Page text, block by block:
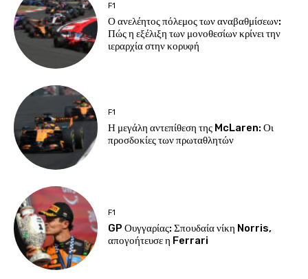
F1
Ο ανελέητος πόλεμος των αναβαθμίσεων:
Πώς η εξέλιξη των μονοθεσίων κρίνει την
ιεραρχία στην κορυφή
F1
Η μεγάλη αντεπίθεση της McLaren: Οι
προσδοκίες των πρωταθλητών
F1
GP Ουγγαρίας: Σπουδαία νίκη Norris,
απογοήτευσε η Ferrari